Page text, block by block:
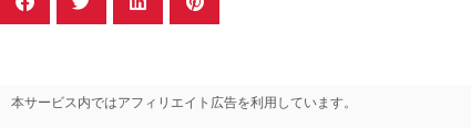
本サービス内ではアフィリエイト広告を利用しています。